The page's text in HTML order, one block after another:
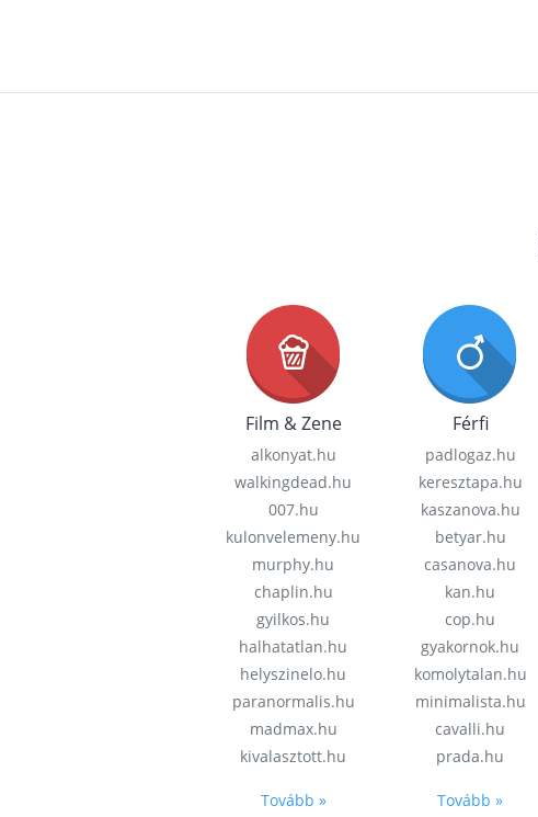
Film & Zene
alkonyat.hu
walkingdead.hu
007.hu
kulonvelemeny.hu
murphy.hu
chaplin.hu
gyilkos.hu
halhatatlan.hu
helyszinelo.hu
paranormalis.hu
madmax.hu
kivalasztott.hu
Tovább »
Férfi
padlogaz.hu
keresztapa.hu
kaszanova.hu
betyar.hu
casanova.hu
kan.hu
cop.hu
gyakornok.hu
komolytalan.hu
minimalista.hu
cavalli.hu
prada.hu
Tovább »